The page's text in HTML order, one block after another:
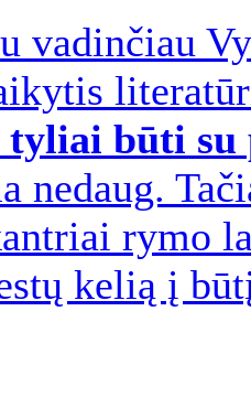
vadinčiau
tyliai būti su
nedaug.
rymo
kelią į